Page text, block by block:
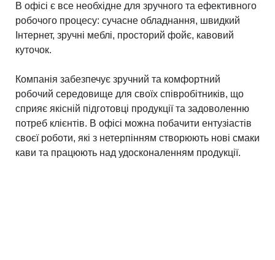
В офісі є все необхідне для зручного та ефективного
робочого процесу: сучасне обладнання, швидкий
Інтернет, зручні меблі, просторий фойє, кавовий
куточок.
Компанія забезпечує зручний та комфортний
робочий середовище для своїх співробітників, що
сприяє якісній підготовці продукції та задоволенню
потреб клієнтів. В офісі можна побачити ентузіастів
своєї роботи, які з нетерпінням створюють нові смаки
кави та працюють над удосконаленням продукції.